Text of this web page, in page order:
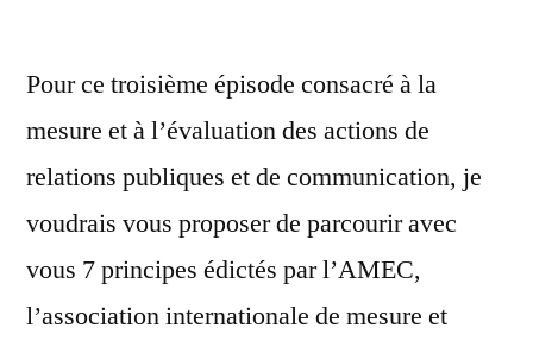
Pour ce troisième épisode consacré à la
mesure et à l’évaluation des actions de
relations publiques et de communication, je
voudrais vous proposer de parcourir avec
vous 7 principes édictés par l’AMEC,
l’association internationale de mesure et